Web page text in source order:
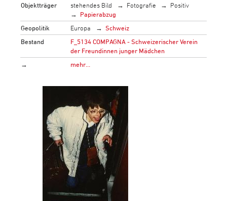
Objektträger
stehendes Bild Fotografie
Positiv
Papierabzug
Geopolitik
Europa
Schweiz
Bestand
F_5134 COMPAGNA - Schweizerischer Verein
der Freundinnen junger Mädchen
→
mehr…